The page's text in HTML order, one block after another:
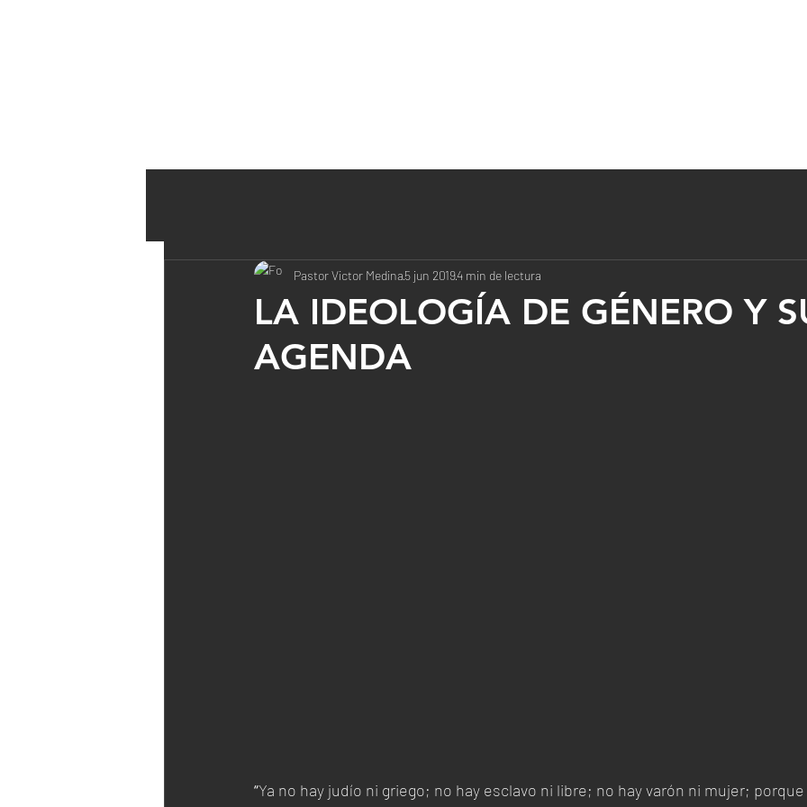
LA IDEOLOGÍA DE GÉNERO Y
AGENDA
Pastor Victor Medina5 jun 20194 min de lectura
“Ya no hay judío ni griego; no hay esclavo ni libre; no hay varón ni mujer;